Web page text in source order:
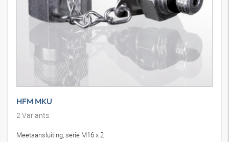
HFM MKU
2Variants
Meetaansluiting, serie M16 x 2